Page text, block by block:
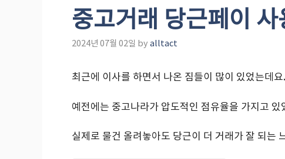
중고거래 당근페이 사
2024년 07월 02일 by alltact
최근에 이사를 하면서 나온 짐들이 많이 있었는데
예전에는 중고나라가 압도적인 점유율을 가지고
실제로 물건 올려놓아도 당근이 더 거래가 잘 되는